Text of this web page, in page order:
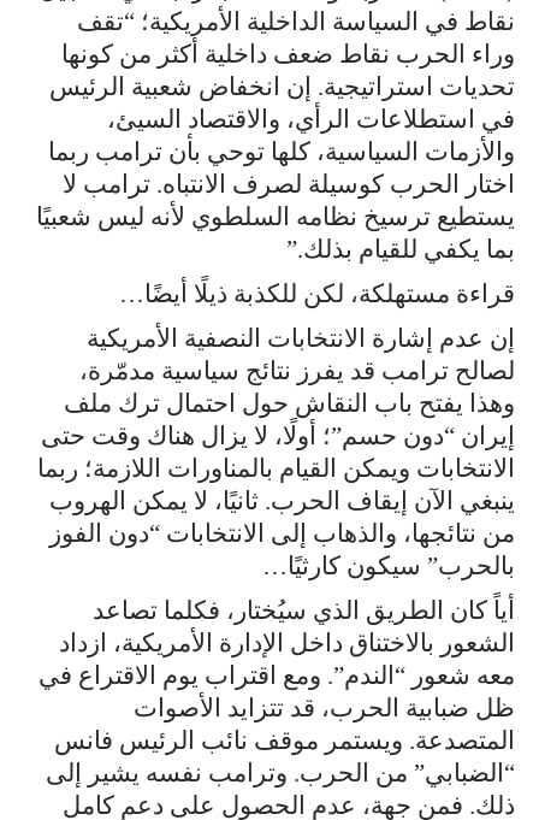
نقاط في السياسة الداخلية الأمريكية؛ “تقف
وراء الحرب نقاط ضعف داخلية أكثر من كونها
تحديات استراتيجية. إن انخفاض شعبية الرئيس
في استطلاعات الرأي، والاقتصاد السيئ،
والأزمات السياسية، كلها توحي بأن ترامب ربما
اختار الحرب كوسيلة لصرف الانتباه. ترامب لا
يستطيع ترسيخ نظامه السلطوي لأنه ليس شعبيًا
بما يكفي للقيام بذلك.”
قراءة مستهلكة، لكن للكذبة ذيلًا أيضًا…
إن عدم إشارة الانتخابات النصفية الأمريكية
لصالح ترامب قد يفرز نتائج سياسية مدمّرة،
وهذا يفتح باب النقاش حول احتمال ترك ملف
إيران “دون حسم”؛ أولًا، لا يزال هناك وقت حتى
الانتخابات ويمكن القيام بالمناورات اللازمة؛ ربما
ينبغي الآن إيقاف الحرب. ثانيًا، لا يمكن الهروب
من نتائجها، والذهاب إلى الانتخابات “دون الفوز
بالحرب” سيكون كارثيًا…
أياً كان الطريق الذي سيُختار، فكلما تصاعد
الشعور بالاختناق داخل الإدارة الأمريكية، ازداد
معه شعور “الندم”. ومع اقتراب يوم الاقتراع في
ظل ضبابية الحرب، قد تتزايد الأصوات
المتصدعة. ويستمر موقف نائب الرئيس فانس
“الضبابي” من الحرب. وترامب نفسه يشير إلى
ذلك. فمن جهة، عدم الحصول على دعم كامل